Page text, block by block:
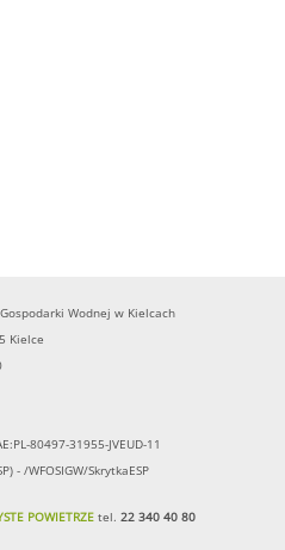
Wodnej w Kielcach
Kielce
80497-31955-JVEUD-11
- /WFOSIGW/SkrytkaESP
POWIETRZEtel. 22 340 40 80